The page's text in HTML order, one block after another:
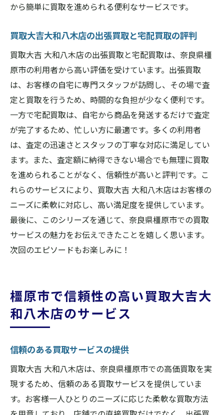
から簡単に買取を進められる便利なサービスです。
買取大吉大和八木店の出張買取と宅配買取の評判
買取大吉 大和八木店の出張買取と宅配買取は、奈良県橿
原市の利用者から高い評価を受けています。出張買取
は、お客様の自宅に専門スタッフが訪問し、その場で査
定と買取を行うため、時間的な負担が少なく便利です。
一方で宅配買取は、自宅から商品を発送するだけで査定
が完了するため、忙しい方に最適です。多くの利用者
は、査定の迅速さとスタッフの丁寧な対応に満足してい
ます。また、査定額に納得できない場合でも無理に買取
を進められることがなく、信頼性が高いと評判です。こ
れらのサービスにより、買取大吉 大和八木店はお客様の
ニーズに柔軟に対応し、高い満足度を提供しています。
最後に、このシリーズを通じて、奈良県橿原市での買取
サービスの魅力をお伝えできたことを嬉しく思います。
次回のエピソードもお楽しみに！
橿原市で信頼性の高い買取大吉大
和八木店のサービス
信頼のある買取サービスの提供
買取大吉 大和八木店は、奈良県橿原市での高価買取を実
現するため、信頼のある買取サービスを提供していま
す。お客様一人ひとりのニーズに応じた柔軟な買取方法